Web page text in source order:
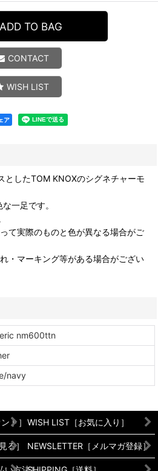
ADD TO BAG
CONTACT
WISH LIST
ア
としたTOM KNOXのシグネチャーモ
一足です。
て実際のものと色が異なる場合がご
・マーキング等がある場合がござい
nm600ttn
navy
ト］ WISH LIST［お気に入り］
る］ NEWSLETTER［メルマガ登録］